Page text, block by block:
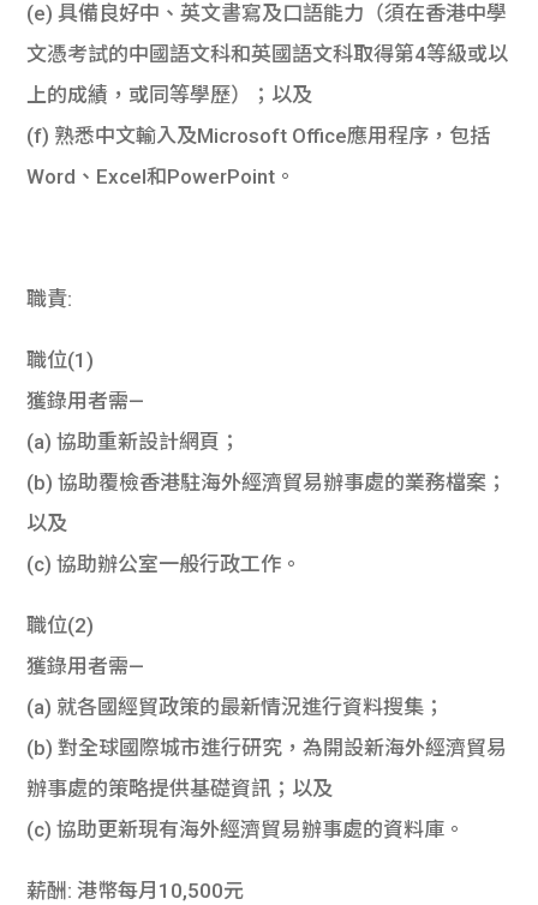
(e) 具備良好中、英文書寫及口語能力（須在香港中學
文憑考試的中國語文科和英國語文科取得第4等級或以
上的成績，或同等學歷）；以及
(f) 熟悉中文輸入及Microsoft Office應用程序，包括
Word、Excel和PowerPoint。
職責:
職位(1)
獲錄用者需—
(a) 協助重新設計網頁；
(b) 協助覆檢香港駐海外經濟貿易辦事處的業務檔案；
以及
(c) 協助辦公室一般行政工作。
職位(2)
獲錄用者需—
(a) 就各國經貿政策的最新情況進行資料搜集；
(b) 對全球國際城市進行研究，為開設新海外經濟貿易
辦事處的策略提供基礎資訊；以及
(c) 協助更新現有海外經濟貿易辦事處的資料庫。
薪酬: 港幣每月10,500元